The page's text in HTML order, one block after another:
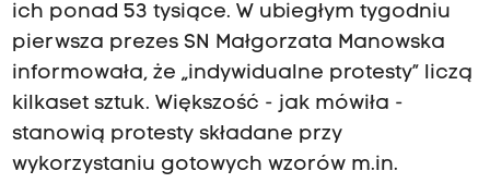
ich ponad 53 tysiące. W ubiegłym tygodniu
pierwsza prezes SN Małgorzata Manowska
informowała, że „indywidualne protesty” liczą
kilkaset sztuk. Większość - jak mówiła -
stanowią protesty składane przy
wykorzystaniu gotowych wzorów m.in.